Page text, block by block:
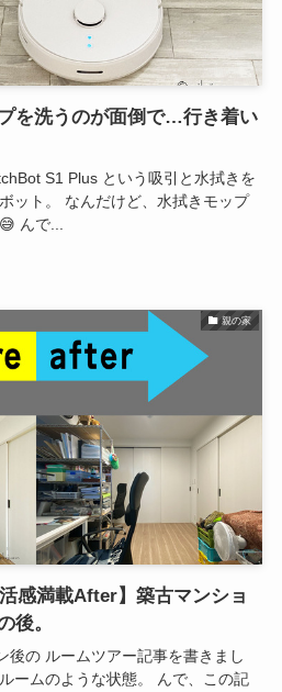
を洗うのが面倒で…行き着い
S1 Plus という吸引と水拭きを
ット。 なんだけど、水拭きモップ
んで...
親の家
感満載After】築古マンショ
後。
後の ルームツアー記事を書きまし
ームのような状態。 んで、この記